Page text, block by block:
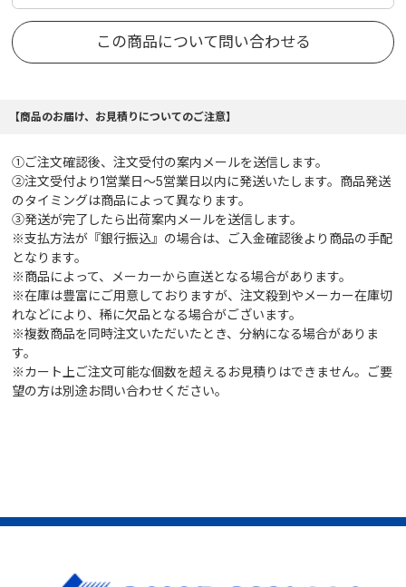
この商品について問い合わせる
【商品のお届け、お見積りについてのご注意】
①ご注文確認後、注文受付の案内メールを送信します。
②注文受付より1営業日～5営業日以内に発送いたします。商品発送
のタイミングは商品によって異なります。
③発送が完了したら出荷案内メールを送信します。
※支払方法が『銀行振込』の場合は、ご入金確認後より商品の手配
となります。
※商品によって、メーカーから直送となる場合があります。
※在庫は豊富にご用意しておりますが、注文殺到やメーカー在庫切
れなどにより、稀に欠品となる場合がございます。
※複数商品を同時注文いただいたとき、分納になる場合がありま
す。
※カート上ご注文可能な個数を超えるお見積りはできません。ご要
望の方は別途お問い合わせください。